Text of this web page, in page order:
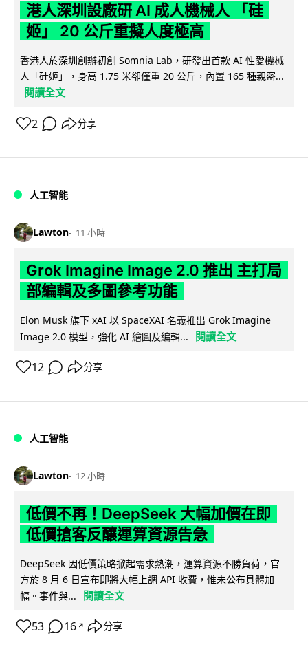
港人深圳設廠研 AI 成人機械人 「硅
姬」 20 公斤重擬人度極高
香港人於深圳創辦初創 Somnia Lab，研發出首款 AI 性愛機械
人「硅姬」，身高 1.75 米卻僅重 20 公斤，內置 165 種親密...
閱讀全文
2 分享
人工智能
Lawton 11 小時
Grok Imagine Image 2.0 推出 主打局
部編輯及多圖參考功能
Elon Musk 旗下 xAI 以 SpaceXAI 名義推出 Grok Imagine
Image 2.0 模型，強化 AI 繪圖及編輯...
閱讀全文
12 分享
人工智能
Lawton 12 小時
低價不再！DeepSeek 大幅加價在即
低價搶客反釀運算資源告急
DeepSeek 因低價策略掀起需求熱潮，運算資源不勝負荷，官
方於 8 月 6 日宣布即將大幅上調 API 收費，惟未公布具體加
幅。事件與...
閱讀全文
53 16 ↗ 分享